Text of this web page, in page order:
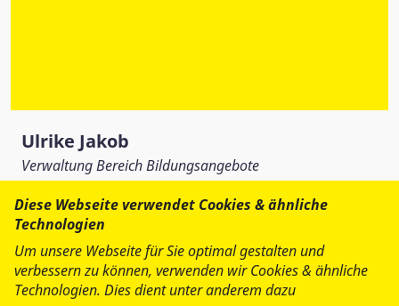
Ulrike Jakob
Verwaltung Bereich Bildungsangebote
Tel.:0421 41 09 70
Fax: 0421 41 09 7-77
bildungsangebote@asb-bremen.de
Arbeiter-Samariter-Bund
Diese Webseite verwendet Cookies & ähnliche
Technologien
Um unsere Webseite für Sie optimal gestalten und
verbessern zu können, verwenden wir Cookies & ähnliche
Technologien. Dies dient unter anderem dazu